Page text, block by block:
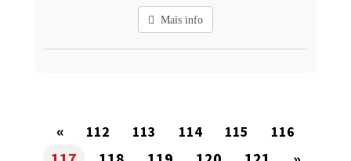
Mais info
« 112 113 114 115 116